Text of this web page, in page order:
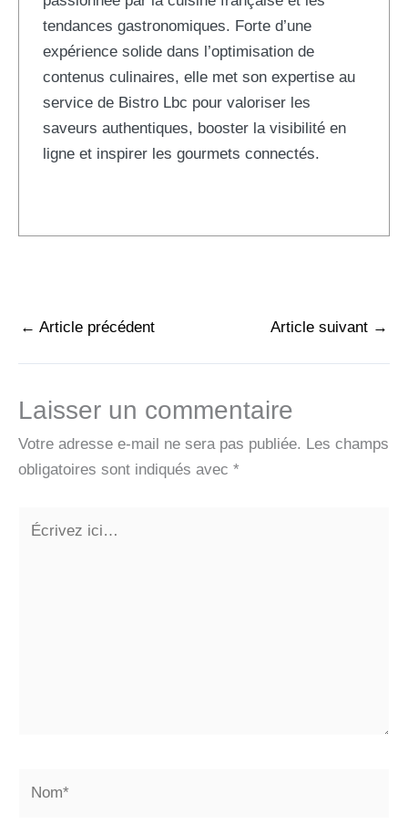
tendances gastronomiques. Forte d’une
expérience solide dans l’optimisation de
contenus culinaires, elle met son expertise au
service de Bistro Lbc pour valoriser les
saveurs authentiques, booster la visibilité en
ligne et inspirer les gourmets connectés.
← Article précédent Article suivant →
Laisser un commentaire
Votre adresse e-mail ne sera pas publiée. Les champs
obligatoires sont indiqués avec *